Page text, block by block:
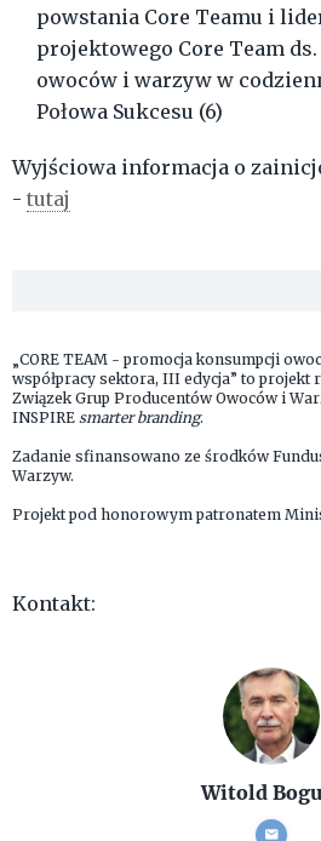
powstania Core Teamu i
projektowego Core Team
owoców i warzyw w
Połowa Sukcesu (6)
Wyjściowa informacja o
- tutaj
„CORE TEAM - promocja konsumpcji
współpracy sektora, III edycja” to
Związek Grup Producentów Owoców i
INSPIRE smarter branding.
Zadanie sfinansowano ze środków
Warzyw.
Projekt pod honorowym patronatem
Kontakt:
Witold